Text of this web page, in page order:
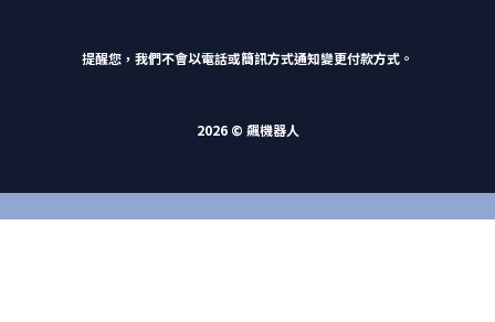
提醒您，我們不會以電話或簡訊方式通知變更付款方式。
2026 © 飆機器人